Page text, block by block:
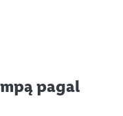
pagal